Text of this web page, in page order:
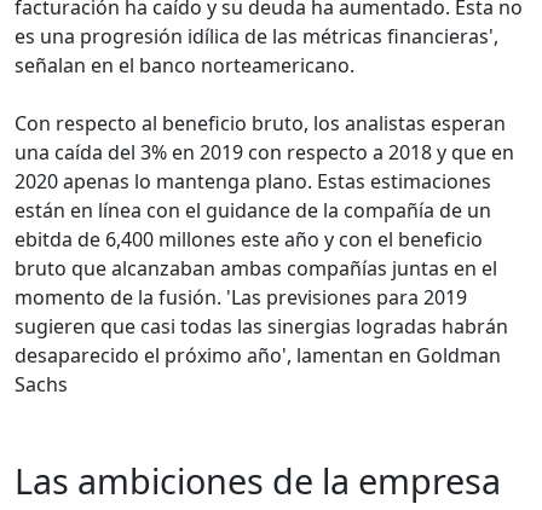
facturación ha caído y su deuda ha aumentado. Esta no
es una progresión idílica de las métricas financieras',
señalan en el banco norteamericano.
Con respecto al beneficio bruto, los analistas esperan
una caída del 3% en 2019 con respecto a 2018 y que en
2020 apenas lo mantenga plano. Estas estimaciones
están en línea con el guidance de la compañía de un
ebitda de 6,400 millones este año y con el beneficio
bruto que alcanzaban ambas compañías juntas en el
momento de la fusión. 'Las previsiones para 2019
sugieren que casi todas las sinergias logradas habrán
desaparecido el próximo año', lamentan en Goldman
Sachs
Las ambiciones de la empresa